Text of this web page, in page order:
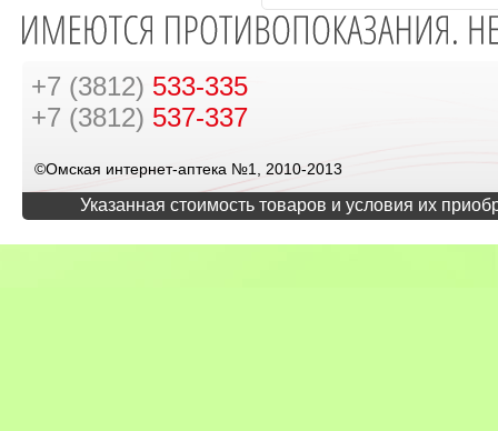
+7 (3812) 533-335
+7 (3812) 537-337
©Омская интернет-аптека №1, 2010-2013
Указанная стоимость товаров и условия их